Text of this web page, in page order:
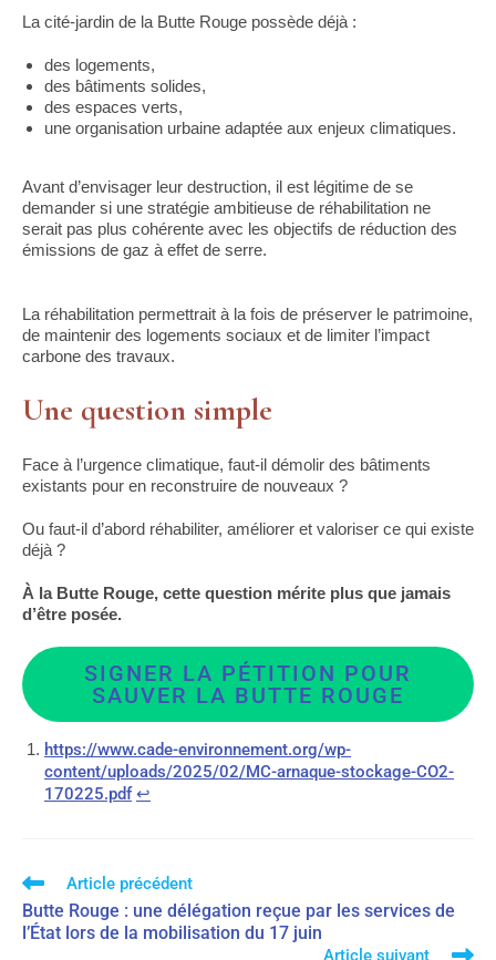
La cité-jardin de la Butte Rouge possède déjà :
des logements,
des bâtiments solides,
des espaces verts,
une organisation urbaine adaptée aux enjeux climatiques.
Avant d’envisager leur destruction, il est légitime de se
demander si une stratégie ambitieuse de réhabilitation ne
serait pas plus cohérente avec les objectifs de réduction des
émissions de gaz à effet de serre.
La réhabilitation permettrait à la fois de préserver le patrimoine,
de maintenir des logements sociaux et de limiter l’impact
carbone des travaux.
Une question simple
Face à l’urgence climatique, faut-il démolir des bâtiments
existants pour en reconstruire de nouveaux ?
Ou faut-il d’abord réhabiliter, améliorer et valoriser ce qui existe
déjà ?
À la Butte Rouge, cette question mérite plus que jamais
d’être posée.
SIGNER LA PÉTITION POUR
SAUVER LA BUTTE ROUGE
https://www.cade-environnement.org/wp-
content/uploads/2025/02/MC-arnaque-stockage-CO2-
170225.pdf ↩︎
Article précédent
Butte Rouge : une délégation reçue par les services de
l’État lors de la mobilisation du 17 juin
Article suivant